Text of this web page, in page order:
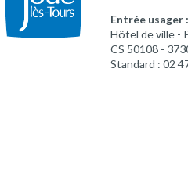
Entrée usager :
Hôtel de ville -
CS 50108 -
Standard : 02